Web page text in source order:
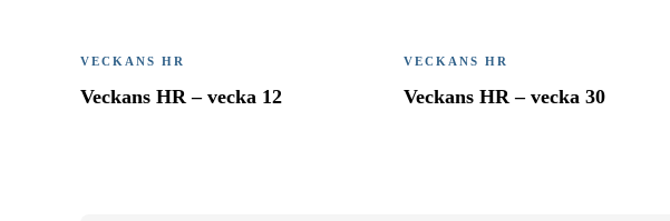
VECKANS HR
Veckans HR – vecka 12
VECKANS HR
Veckans HR – vecka 30